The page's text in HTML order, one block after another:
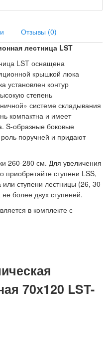
Отзывы (0)
лестница LST
LST оснащена
крышкой люка
установлен контур
степень
системе складывания
компактна и имеет
S-образные боковые
поручней и придают
260-280 см. Для увеличения
приобретайте ступени LSS,
ступени лестницы (26, 30
более двух ступеней.
в комплекте с
70х120 LST-